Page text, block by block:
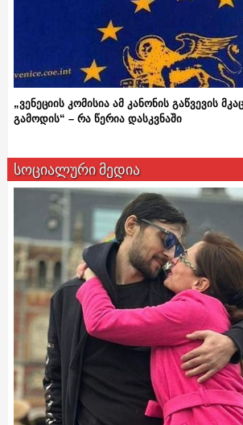
„ვენეციის კომისია ამ კანონის გაწვევის
გამოდის“ – რა წერია დასკვნაში
სოციალური მედია